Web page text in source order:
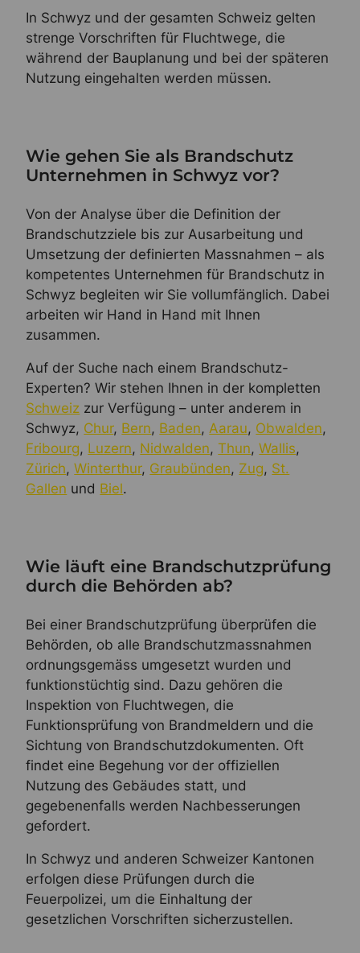
In Schwyz und der gesamten Schweiz gelten
strenge Vorschriften für Fluchtwege, die
während der Bauplanung und bei der späteren
Nutzung eingehalten werden müssen.
Wie gehen Sie als Brandschutz
Unternehmen in Schwyz vor?
Von der Analyse über die Definition der
Brandschutzziele bis zur Ausarbeitung und
Umsetzung der definierten Massnahmen – als
kompetentes Unternehmen für Brandschutz in
Schwyz begleiten wir Sie vollumfänglich. Dabei
arbeiten wir Hand in Hand mit Ihnen
zusammen.
Auf der Suche nach einem Brandschutz-
Experten? Wir stehen Ihnen in der kompletten
Schweiz zur Verfügung – unter anderem in
Schwyz, Chur, Bern, Baden, Aarau, Obwalden,
Fribourg, Luzern, Nidwalden,Thun,Wallis,
Zürich,Winterthur, Graubünden, Zug, St.
Gallen und Biel.
Wie läuft eine Brandschutzprüfung
durch die Behörden ab?
Bei einer Brandschutzprüfung überprüfen die
Behörden, ob alle Brandschutzmassnahmen
ordnungsgemäss umgesetzt wurden und
funktionstüchtig sind. Dazu gehören die
Inspektion von Fluchtwegen, die
Funktionsprüfung von Brandmeldern und die
Sichtung von Brandschutzdokumenten. Oft
findet eine Begehung vor der offiziellen
Nutzung des Gebäudes statt, und
gegebenenfalls werden Nachbesserungen
gefordert.
In Schwyz und anderen Schweizer Kantonen
erfolgen diese Prüfungen durch die
Feuerpolizei, um die Einhaltung der
gesetzlichen Vorschriften sicherzustellen.